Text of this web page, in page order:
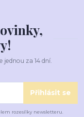
jednou za 14 dní.
Přihlásit se
rozesílky newsletteru.